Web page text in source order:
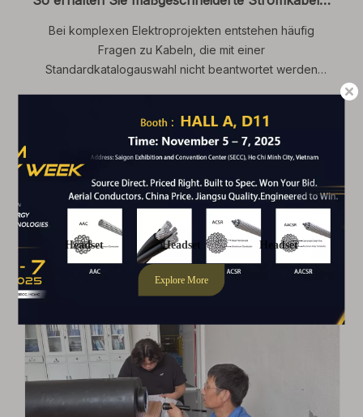
Bei komplexen Elektroprojekten entstehen häufig
Fragen zu Kabeln, die mit einer
Standardkatalogauswahl nicht beantwortet werden
weiterlesen
2026
DATE
07- 06